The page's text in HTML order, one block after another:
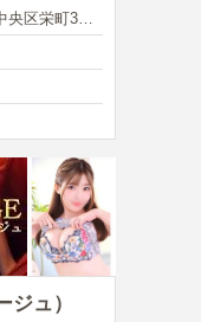
千葉県千葉市中央区栄町35-7
ジュ）